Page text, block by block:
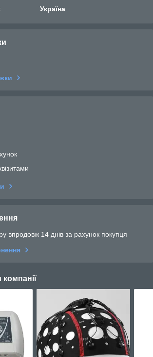
Україна
впродовж 14 днів за рахунок покупця
компанії